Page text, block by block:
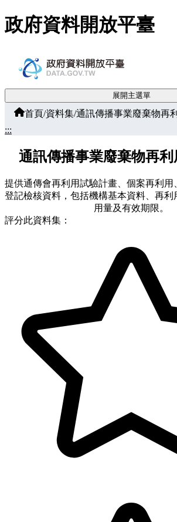
跳至主要內容
政府資料開放平臺
展開主選單
首頁/資料集/通訊傳播事業廢棄物再
:::
通訊傳播事業廢棄物再
提供通傳會再利用試驗計畫、個案再利用
登記檢核資料，包括機構基本資料、再利
用量及有效期限。
評分此資料集：